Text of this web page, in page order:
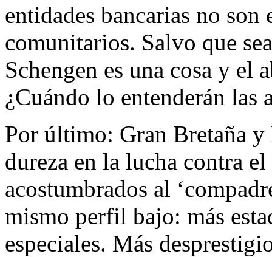
entidades bancarias no
comunitarios. Salvo que
Schengen es una cosa y el
¿Cuándo lo entenderán las
Por último: Gran Bretaña
dureza en la lucha contra
acostumbrados al
mismo perfil bajo: más
especiales. Más